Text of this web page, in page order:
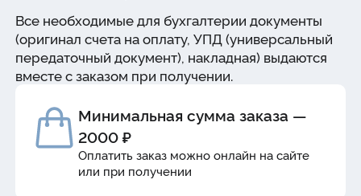
Все необходимые для бухгалтерии документы
(оригинал счета на оплату, УПД (универсальный
передаточный документ), накладная) выдаются
вместе с заказом при получении.
Минимальная сумма заказа —
2000 ₽
Оплатить заказ можно онлайн на сайте
или при получении